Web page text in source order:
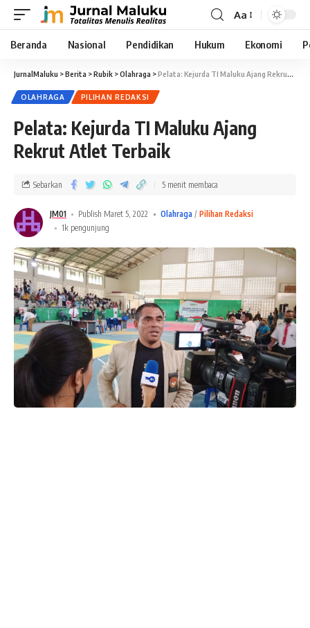
Aa
Beranda Nasional Pendidikan Hukum Ekonomi
JurnalMaluku >Berita >Rubik >Olahraga >Pelata: Kejurda TI Maluku Ajang Rekrut Atlet Terbaik
OLAHRAGA PILIHAN REDAKSI
Pelata: Kejurda TI Maluku Ajang
Rekrut Atlet Terbaik
JM01 Publish Maret 5, 2022 Olahraga
Pilihan Redaksi
1k pengunjung
Sebarkan 5 menit membaca